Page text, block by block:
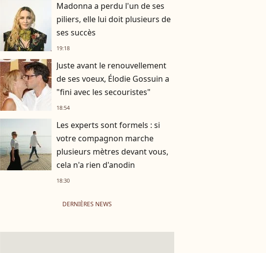
Madonna a perdu l'un de ses
piliers, elle lui doit plusieurs de
ses succès
19:18
Juste avant le renouvellement
de ses voeux, Élodie Gossuin a
"fini avec les secouristes"
18:54
Les experts sont formels : si
votre compagnon marche
plusieurs mètres devant vous,
cela n'a rien d'anodin
18:30
DERNIÈRES NEWS